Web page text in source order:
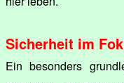
Sicherheit im
Ein besonders